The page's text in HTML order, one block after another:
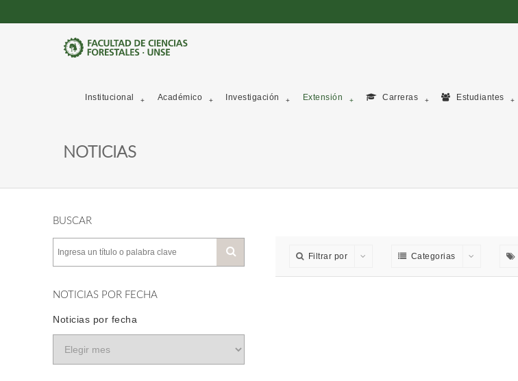
Institucional Académico Investigación Extensión Carreras Estudiantes
NOTICIAS
BUSCAR
NOTICIAS POR FECHA
Noticias por fecha
Filtrar por Categorias